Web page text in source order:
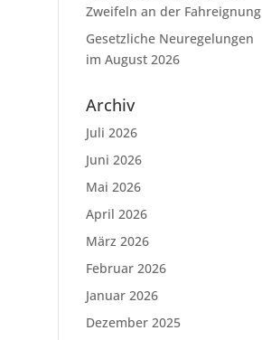
Zweifeln an der Fahreignung
Gesetzliche Neuregelungen
im August 2026
Archiv
Juli 2026
Juni 2026
Mai 2026
April 2026
März 2026
Februar 2026
Januar 2026
Dezember 2025